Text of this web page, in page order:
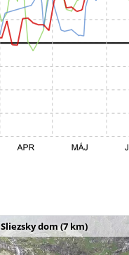
Sliezsky dom (7 km)